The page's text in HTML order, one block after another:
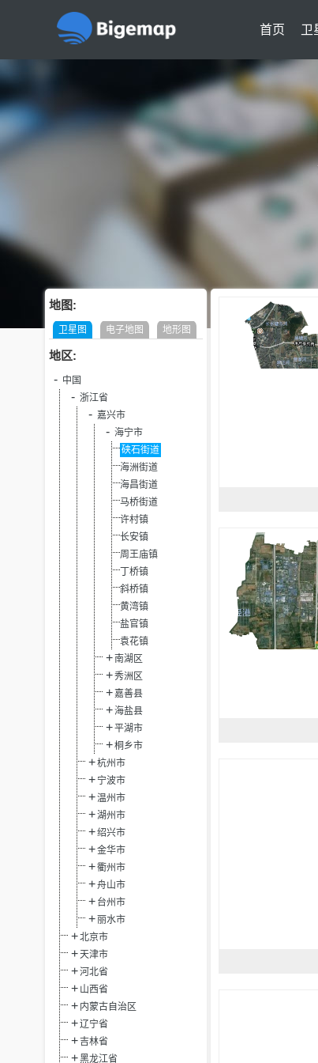
首页 卫
地图:
卫星图 电子地图 地形图
地区:
中国
浙江省
嘉兴市
海宁市
硖石街道
海洲街道
海昌街道
马桥街道
许村镇
长安镇
周王庙镇
丁桥镇
斜桥镇
黄湾镇
盐官镇
袁花镇
南湖区
秀洲区
嘉善县
海盐县
平湖市
桐乡市
杭州市
宁波市
温州市
湖州市
绍兴市
金华市
衢州市
舟山市
台州市
丽水市
北京市
天津市
河北省
山西省
内蒙古自治区
辽宁省
吉林省
黑龙江省